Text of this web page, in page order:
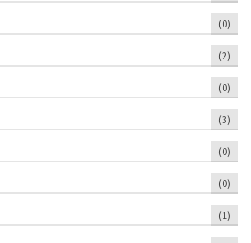
(0)
(2)
(0)
(3)
(0)
(0)
(1)